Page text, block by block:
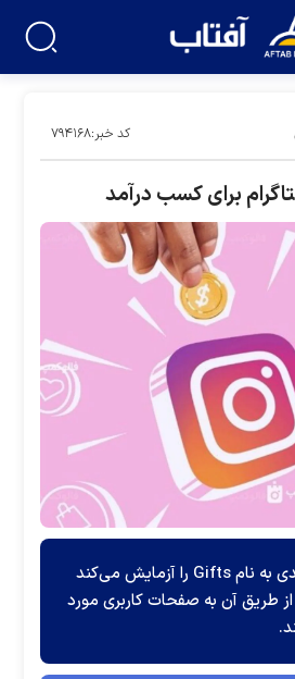
کد خبر:۷۹۴۱۶۸
برای کسب درآمد
اینستاگرام ابزار جدیدی به نام Gifts را آزمایش می‌کند
از طریق آن به صفحات کاربری مورد